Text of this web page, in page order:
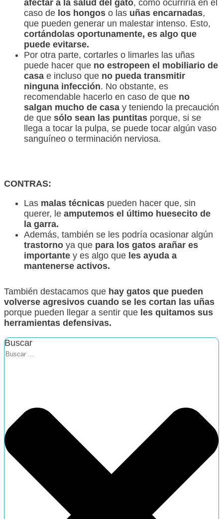
afectar a la salud del gato, como ocurriría en el
caso de los hongos o las uñas encarnadas,
que pueden generar un malestar intenso. Esto,
cortándolas oportunamente, es algo que
puede evitarse.
Por otra parte, cortarles o limarles las uñas
puede hacer que no estropeen el mobiliario de
casa e incluso que no pueda transmitir
ninguna infección. No obstante, es
recomendable hacerlo en caso de que no
salgan mucho de casa y teniendo la precaución
de que sólo sean las puntitas porque, si se
llega a tocar la pulpa, se puede tocar algún vaso
sanguíneo o terminación nerviosa.
CONTRAS:
Las malas técnicas pueden hacer que, sin
querer, le amputemos el último huesecito de
la garra.
Además, también se les podría ocasionar algún
trastorno ya que para los gatos arañar es
importante y es algo que les ayuda a
mantenerse activos.
También destacamos que hay gatos que pueden
volverse agresivos cuando se les cortan las uñas
porque pueden llegar a sentir que les quitamos sus
herramientas defensivas.
Buscar